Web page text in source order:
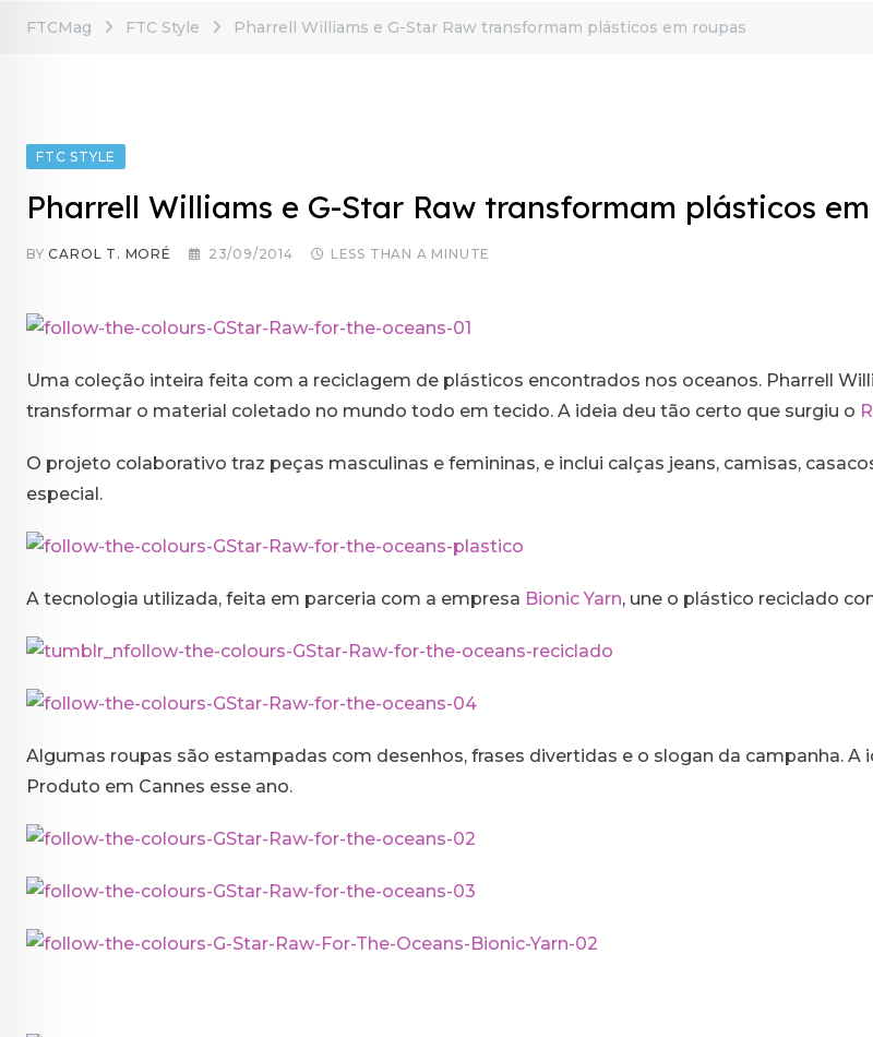
FTCMag FTC Style Pharrell Williams e G-Star Raw transformam plásticos em roupas
FTC STYLE
Pharrell Williams e G-Star Raw transformam plásticos
BYCAROL T. MORÉ 23/09/2014 LESS THAN A MINUTE
Uma coleção inteira feita com a reciclagem de plásticos encontrados nos oceanos. Pharrell
transformar o material coletado no mundo todo em tecido. A ideia deu tão certo que surgiu o
O projeto colaborativo traz peças masculinas e femininas, e inclui calças jeans, camisas,
especial.
A tecnologia utilizada, feita em parceria com a empresa Bionic Yarn, une o plástico reciclado
Algumas roupas são estampadas com desenhos, frases divertidas e o slogan da campanha.
Produto em Cannes esse ano.